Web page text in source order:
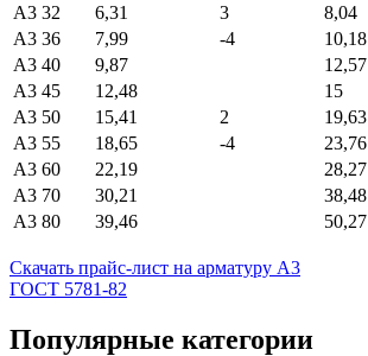
А3 32
6,31 3 8,04
А3 36
7,99 -4 10,18
А3 40
9,87 12,57
А3 45
12,48 15
А3 50
15,41 2 19,63
А3 55
18,65 -4 23,76
А3 60
22,19 28,27
А3 70
30,21 38,48
А3 80
39,46 50,27
Скачать прайс-лист на арматуру А3
ГОСТ 5781-82
Популярные категории